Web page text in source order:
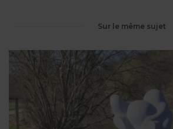
Sur le même sujet